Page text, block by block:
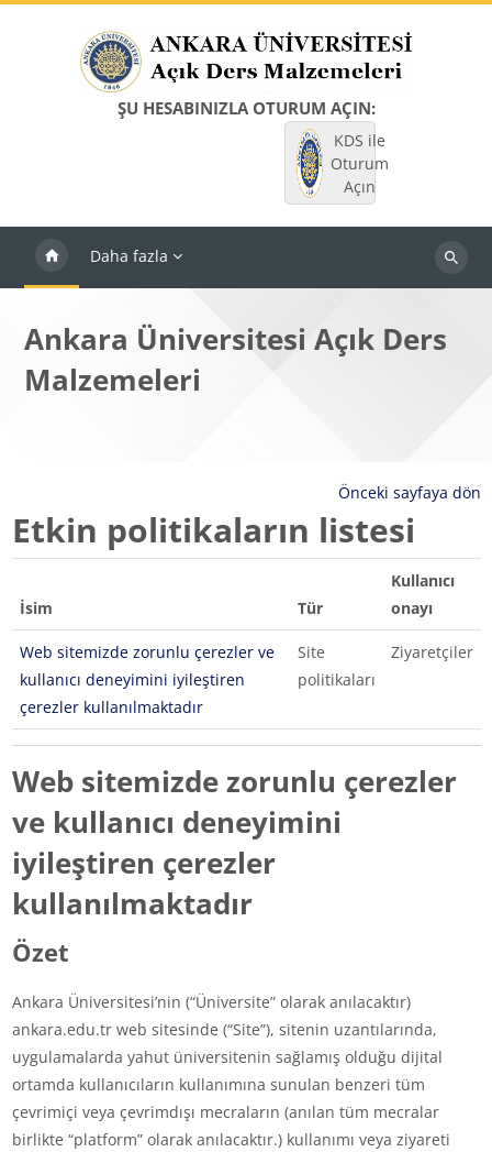
ŞU HESABINIZLA OTURUM AÇIN:
KDS ile
Oturum
Açın
Daha fazla
Dersleri
Ankara Üniversitesi Açık Ders
Malzemeleri
Önceki sayfaya dön
Etkin politikaların listesi
İsim Tür
Kullanıcı
onayı
Web sitemizde zorunlu çerezler ve
kullanıcı deneyimini iyileştiren
çerezler kullanılmaktadır
Site
politikaları
Ziyaretçiler
Web sitemizde zorunlu çerezler
ve kullanıcı deneyimini
iyileştiren çerezler
kullanılmaktadır
Özet
Ankara Üniversitesi’nin (“Üniversite” olarak anılacaktır)
ankara.edu.tr web sitesinde (“Site”), sitenin uzantılarında,
uygulamalarda yahut üniversitenin sağlamış olduğu dijital
ortamda kullanıcıların kullanımına sunulan benzeri tüm
çevrimiçi veya çevrimdışı mecraların (anılan tüm mecralar
birlikte “platform” olarak anılacaktır.) kullanımı veya ziyareti